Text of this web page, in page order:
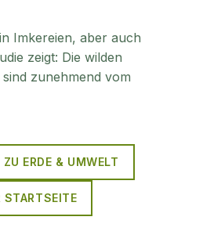
Imkereien, aber auch
zeigt: Die wilden
zunehmend vom
ERDE & UMWELT
STARTSEITE